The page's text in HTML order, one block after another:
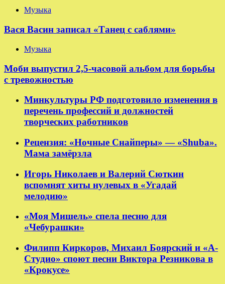
Музыка
Вася Васин записал «Танец с саблями»
Музыка
Моби выпустил 2,5-часовой альбом для борьбы
с тревожностью
Минкультуры РФ подготовило изменения в
перечень профессий и должностей
творческих работников
Рецензия: «Ночные Снайперы» — «Shuba».
Мама замёрзла
Игорь Николаев и Валерий Сюткин
вспомнят хиты нулевых в «Угадай
мелодию»
«Моя Мишель» спела песню для
«Чебурашки»
Филипп Киркоров, Михаил Боярский и «А-
Студио» споют песни Виктора Резникова в
«Крокусе»